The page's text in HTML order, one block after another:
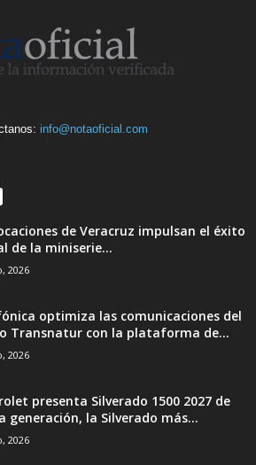
info@notaoficial.com
de Veracruz impulsan el éxito
de la miniserie...
2026
optimiza las comunicaciones del
Transnatur con la plataforma de...
2026
presenta Silverado 1500 2027 de
generación, la Silverado más...
2026